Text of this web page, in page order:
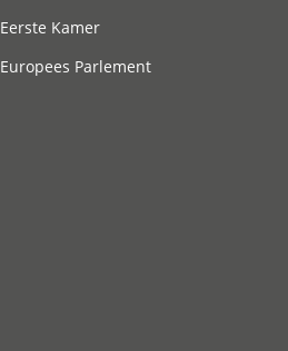
Eerste Kamer
Europees Parlement